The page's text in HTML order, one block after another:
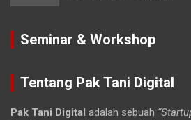
Seminar & Workshop
Tentang Pak Tani Digital
Pak Tani Digital adalah sebuah